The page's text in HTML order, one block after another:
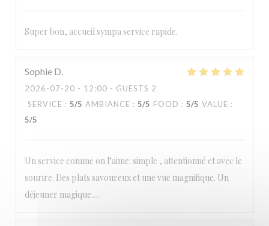
Super bon, accueil sympa service rapide.
Sophie D
2026-07-20 - 12:00 - GUESTS 2
SERVICE : 5/5 AMBIANCE : 5/5 FOOD : 5/5 VALUE :
5/5
Un service comme on l’aime: simple , attentionné et avec le
sourire. Des plats savoureux et une vue magnifique. Un
déjeuner magique….